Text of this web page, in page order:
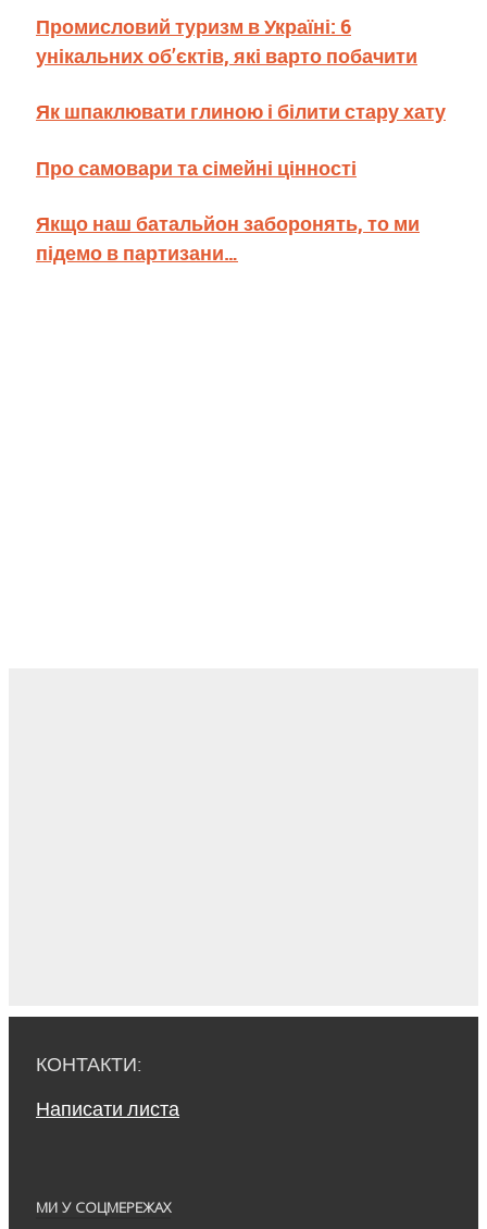
Промисловий туризм в Україні: 6
унікальних об’єктів, які варто побачити
Як шпаклювати глиною і білити стару хату
Про самовари та сімейні цінності
Якщо наш батальйон заборонять, то ми
підемо в партизани…
КОНТАКТИ:
Написати листа
МИ У СОЦМЕРЕЖАХ